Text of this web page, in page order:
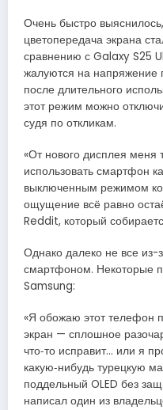
Очень быстро выяснилось,
цветопередача экрана
сравнению с Galaxy S25
жалуются на напряжение
после длительного
этот режим можно
судя по откликам.
«От нового дисплея меня
использовать смартфон
выключенным режимом
ощущение всё равно
Reddit, который
Однако далеко не все из-
смартфоном. Некоторые
Samsung:
«Я обожаю этот телефон
экран — сплошное
что‑то исправит… или я
какую‑нибудь турецкую
поддельный OLED без
написал один из